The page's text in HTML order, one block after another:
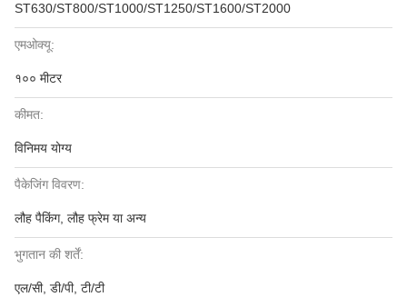
ST630/ST800/ST1000/ST1250/ST1600/ST2000
एमओक्यू:
१०० मीटर
कीमत:
विनिमय योग्य
पैकेजिंग विवरण:
लौह पैकिंग, लौह फ्रेम या अन्य
भुगतान की शर्तें:
एल/सी, डी/पी, टी/टी